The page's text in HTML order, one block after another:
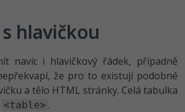
hlavičkou
navíc i hlavičkový řádek, případně
že pro to existují podobné
a tělo HTML stránky. Celá tabulka
<table> .